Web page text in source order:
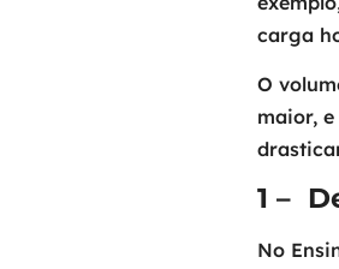
carga
O
maior,
1 –
No